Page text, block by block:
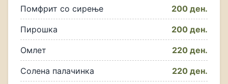
Помфрит со сирење 200 ден.
Пирошка 200 ден.
Омлет 220 ден.
Солена палачинка 220 ден.